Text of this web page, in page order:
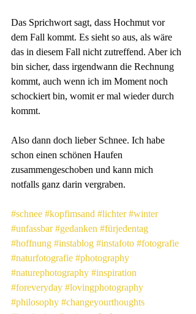
Das Sprichwort sagt, dass Hochmut vor
dem Fall kommt. Es sieht so aus, als wäre
das in diesem Fall nicht zutreffend. Aber ich
bin sicher, dass irgendwann die Rechnung
kommt, auch wenn ich im Moment noch
schockiert bin, womit er mal wieder durch
kommt.
Also dann doch lieber Schnee. Ich habe
schon einen schönen Haufen
zusammengeschoben und kann mich
notfalls ganz darin vergraben.
#schnee #kopfimsand #lichter #winter
#unfassbar #gedanken #fürjedentag
#hoffnung #instablog #instafoto #fotografie
#naturfotografie #photography
#naturephotography #inspiration
#foreveryday #lovingphotography
#philosophy #changeyourthoughts